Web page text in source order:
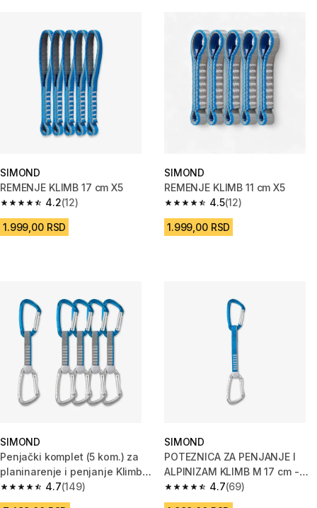
SIMOND
REMENJE KLIMB 17 cm X5
4.2
4.2 od 5 zvezdica from 12 Recenzije
(12)
1.999,00 RSD
SIMOND
REMENJE KLIMB 11 cm X5
4.5
4.5 od 5 zvezdica from 12
(12)
1.999,00 RSD
SIMOND
Penjački komplet (5 kom.) za
planinarenje i penjanje Klimb
11 cm
4.7
4.7 od 5 zvezdica from 149 Recenzije
(149)
SIMOND
POTEZNICA ZA PENJANJE I
ALPINIZAM KLIMB M 17 cm -
SIVA
4.7
4.7 od 5 zvezdica from 69
(69)